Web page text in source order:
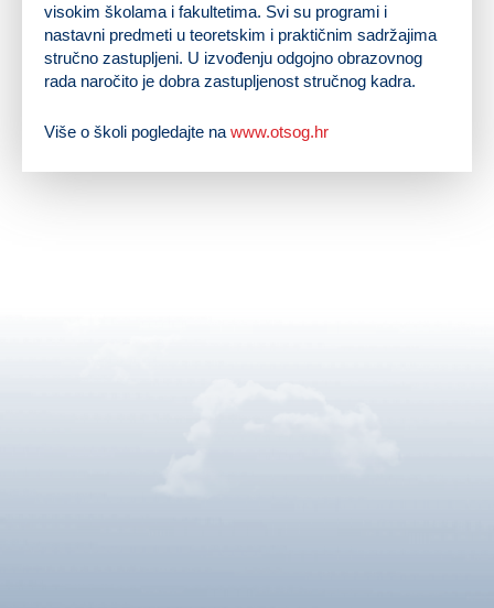
visokim školama i fakultetima. Svi su programi i
nastavni predmeti u teoretskim i praktičnim sadržajima
stručno zastupljeni. U izvođenju odgojno obrazovnog
rada naročito je dobra zastupljenost stručnog kadra.
Više o školi pogledajte na www.otsog.hr